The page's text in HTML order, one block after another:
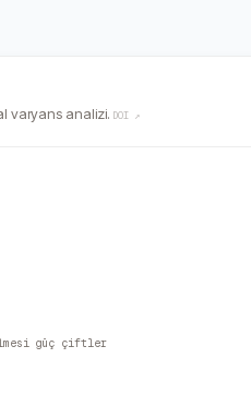
varyans analizi. DOI ↗
güç çiftler